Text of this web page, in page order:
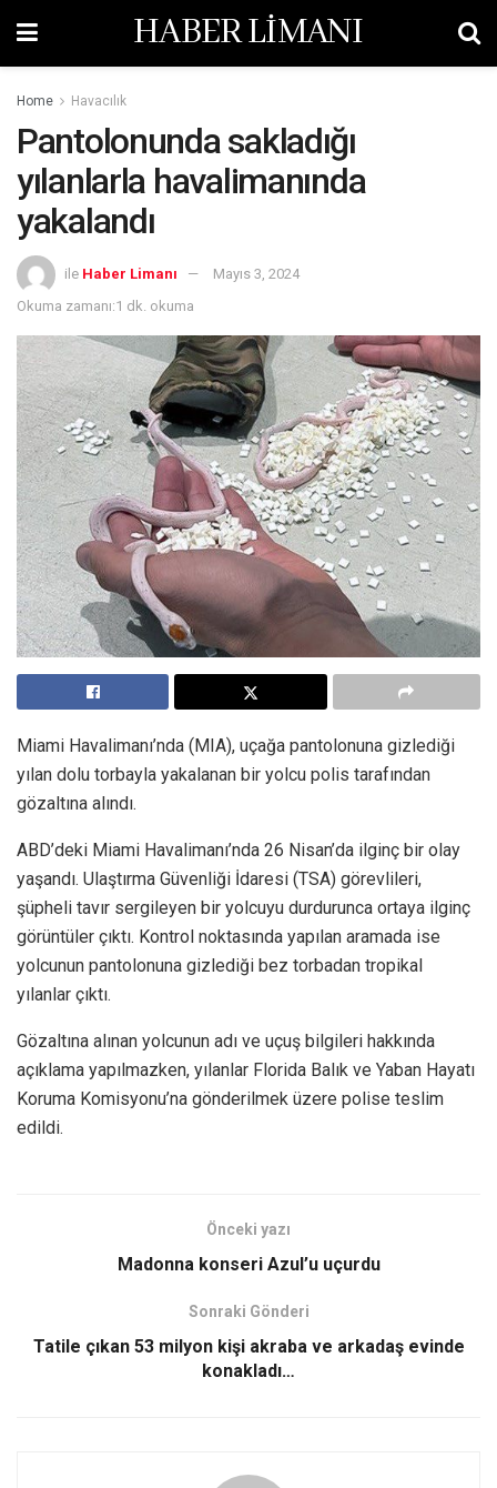
HABER LİMANI
Home Havacılık
Pantolonunda sakladığı
yılanlarla havalimanında
yakalandı
ile Haber Limanı
Mayıs 3, 2024
Okuma zamanı:1 dk. okuma
Miami Havalimanı’nda (MIA), uçağa pantolonuna gizlediği
yılan dolu torbayla yakalanan bir yolcu polis tarafından
gözaltına alındı.
ABD’deki Miami Havalimanı’nda 26 Nisan’da ilginç bir olay
yaşandı. Ulaştırma Güvenliği İdaresi (TSA) görevlileri,
şüpheli tavır sergileyen bir yolcuyu durdurunca ortaya ilginç
görüntüler çıktı. Kontrol noktasında yapılan aramada ise
yolcunun pantolonuna gizlediği bez torbadan tropikal
yılanlar çıktı.
Gözaltına alınan yolcunun adı ve uçuş bilgileri hakkında
açıklama yapılmazken, yılanlar Florida Balık ve Yaban Hayatı
Koruma Komisyonu’na gönderilmek üzere polise teslim
edildi.
Önceki yazı
Madonna konseri Azul’u uçurdu
Sonraki Gönderi
Tatile çıkan 53 milyon kişi akraba ve arkadaş evinde
konakladı…